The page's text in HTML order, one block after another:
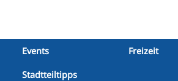
Events Freizeit
Stadtteiltipps